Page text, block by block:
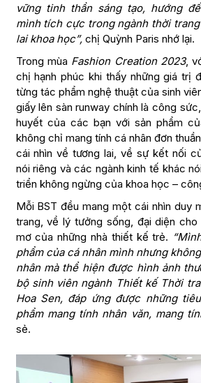
vững tinh thần sáng tạo, hướng
mình tích cực trong ngành thời
lai khoa học”,chị Quỳnh Paris nhớ lại.
Trong mùa Fashion Creation 2023,
chị hạnh phúc khi thấy những giá trị
từng tác phẩm nghệ thuật của sinh
giấy lên sàn runway chính là công
huyết của các bạn với sản phẩm
không chỉ mang tính cá nhân đơn
cái nhìn về tương lai, về sự kết nối
nói riêng và các ngành kinh tế khác
triển không ngừng của khoa học –
Mỗi BST đều mang một cái nhìn duy
trang, về lý tưởng sống, đại diện
mơ của những nhà thiết kế trẻ. “
phẩm của cá nhân mình nhưng
nhân mà thể hiện được hình ảnh
bộ sinh viên ngành Thiết kế Thời
Hoa Sen, đáp ứng được những
phẩm mang tính nhân văn, mang
sẻ.